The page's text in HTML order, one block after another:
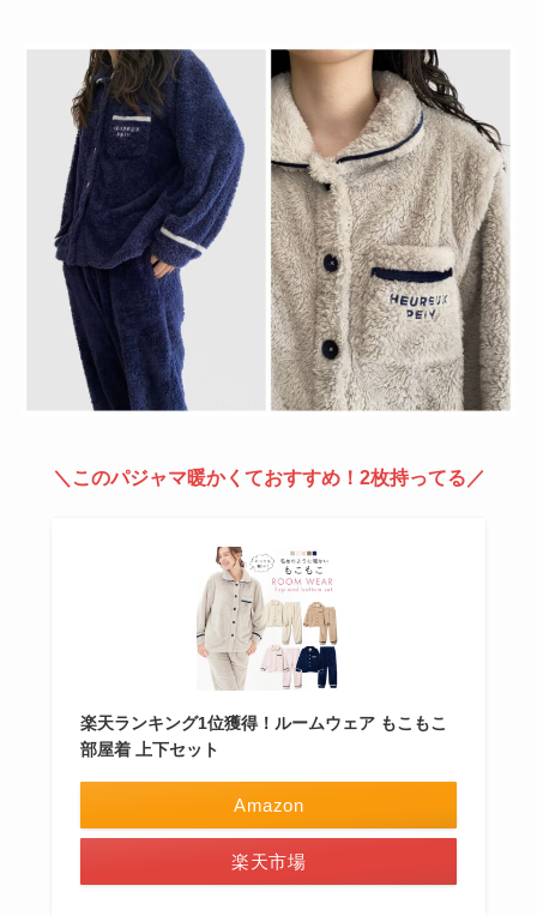
＼このパジャマ暖かくておすすめ！2枚持ってる／
楽天ランキング1位獲得！ルームウェア もこもこ
部屋着 上下セット
Amazon
楽天市場